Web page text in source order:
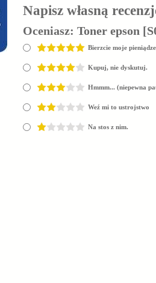
Napisz własną
Oceniasz: Toner epson
Bierzcie moje
Kupuj, nie dyskutuj.
Hmmm... (niepewna
Weź mi to ustrojstwo
Na stos z nim.